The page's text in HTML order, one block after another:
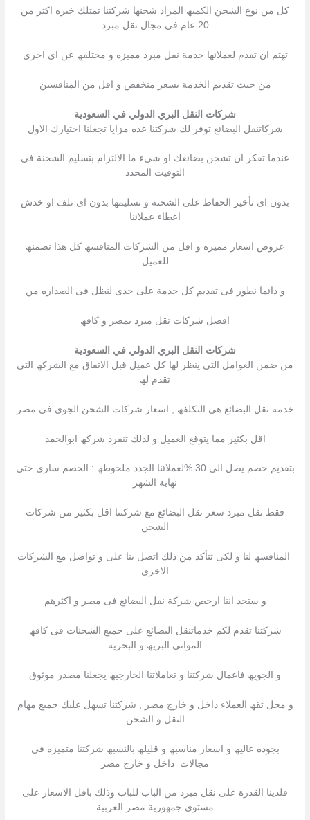
كل من نوع الشحن الكمیھ المراد شحنھا شركتنا تمتلك خبره اكثر من
20 عام فى مجال نقل مبرد
تھتم ان تقدم لعملائھا خدمة نقل مبرد ممیزه و مختلفھ عن اى اخرى
من حیث تقدیم الخدمة بسعر منخفض و اقل من المنافسین
شركات النقل البري الدولي في السعودية
شركاتنقل البضائع توفر لك شركتنا عده مزایا تجعلنا اختیارك الاول
عندما تفكر ان تشحن بضائعك او شىء ما الالتزام بتسلیم الشحنة فى
التوقیت المحدد
بدون اى تأخیر الحفاظ على الشحنة و تسلیمھا بدون اى تلف او خدش
اعطاء عملائنا
عروض اسعار ممیزه و اقل من الشركات المنافسھ كل ھذا نضمنھ
للعمیل
و دائما نطور فى تقدیم كل خدمة على حدى لنظل فى الصداره من
افضل شركات نقل مبرد بمصر و كافھ
شركات النقل البري الدولي في السعودية
من ضمن العوامل التى ینظر لھا كل عمیل قبل الاتفاق مع الشركھ التى
تقدم لھ
خدمة نقل البضائع ھى التكلفھ , اسعار شركات الشحن الجوى فى مصر
اقل بكثیر مما یتوقع العمیل و لذلك تنفرد شركھ ابوالحمد
بتقدیم خصم یصل الى 30 %لعملائنا الجدد ملحوظھ : الخصم سارى حتى
نھایة الشھر
فقط نقل مبرد سعر نقل البضائع مع شركتنا اقل بكثیر من شركات
الشحن
المنافسھ لنا و لكى تتأكد من ذلك اتصل بنا على و تواصل مع الشركات
الاخرى
و ستجد اننا ارخص شركة نقل البضائع فى مصر و اكثرھم
شركتنا تقدم لكم خدماتنقل البضائع على جمیع الشحنات فى كافھ
الموانى البریھ و البحریة
و الجویھ فاعمال شركتنا و تعاملاتنا الخارجیھ یجعلنا مصدر موثوق
و محل ثقھ العملاء داخل و خارج مصر , شركتنا تسھل علیك جمیع مھام
النقل و الشحن
بجوده عالیھ و اسعار مناسبھ و قلیلھ بالنسبھ شركتنا متمیزه فى
مجالات داخل و خارج مصر
فلدينا القدرة على نقل مبرد من الباب للباب وذلك باقل الاسعار على
مستوي جمهورية مصر العربية